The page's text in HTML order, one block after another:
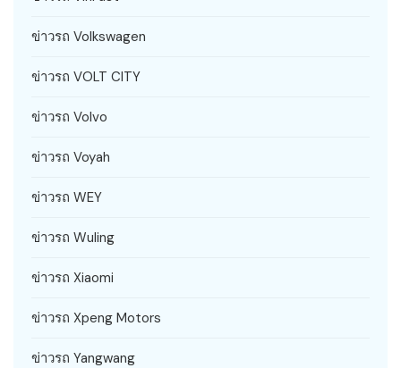
ข่าวรถ Volkswagen
ข่าวรถ VOLT CITY
ข่าวรถ Volvo
ข่าวรถ Voyah
ข่าวรถ WEY
ข่าวรถ Wuling
ข่าวรถ Xiaomi
ข่าวรถ Xpeng Motors
ข่าวรถ Yangwang